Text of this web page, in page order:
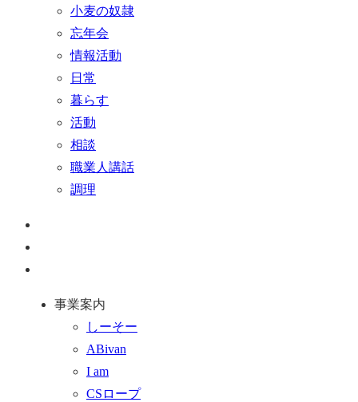
小麦の奴隷
忘年会
情報活動
日常
暮らす
活動
相談
職業人講話
調理
事業案内
しーそー
ABivan
I am
CSロープ